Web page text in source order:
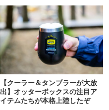
【クーラー＆タンブラーが大放
出】オッターボックスの注目ア
イテムたちが本格上陸したぞ